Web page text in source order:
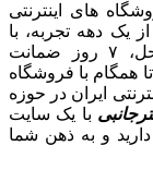
های اینترنتی
یک دهه تجربه، با
پایبندی به سه اصل کلیدی، پرداخت در محل، ۷ روز ضمانت
همگام با فروشگاه‌
ایران در حوزه
با یک سایت
و به ذهن شما